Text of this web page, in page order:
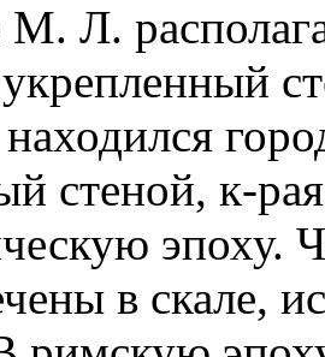
Л.
укрепленный
стеной, к-
эпоху.
в скале,